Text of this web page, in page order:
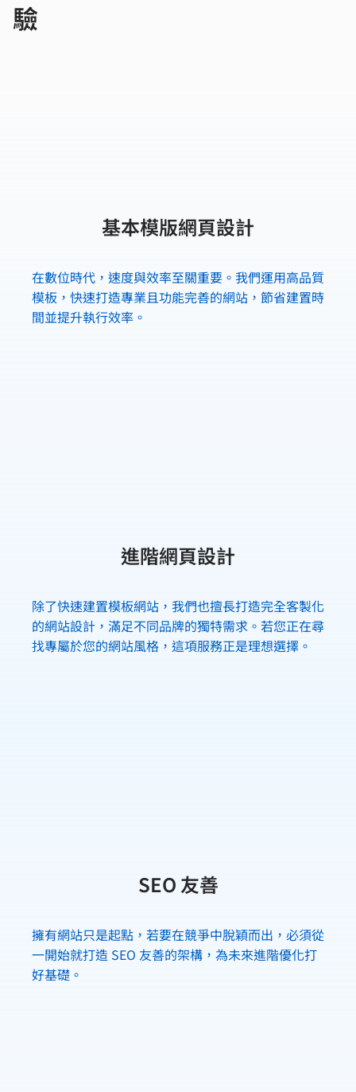
驗
基本模版網頁設計
在數位時代，速度與效率至關重要。我們運用高品質
模板，快速打造專業且功能完善的網站，節省建置時
間並提升執行效率。
進階網頁設計
除了快速建置模板網站，我們也擅長打造完全客製化
的網站設計，滿足不同品牌的獨特需求。若您正在尋
找專屬於您的網站風格，這項服務正是理想選擇。
SEO 友善
擁有網站只是起點，若要在競爭中脫穎而出，必須從
一開始就打造 SEO 友善的架構，為未來進階優化打
好基礎。